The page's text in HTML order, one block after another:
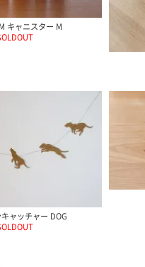
キャニスター M
ャッチャー DOG